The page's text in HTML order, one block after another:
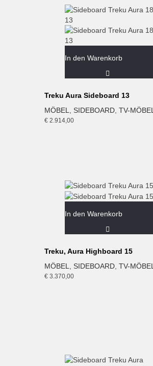
In den Warenkorb
Treku Aura Sideboard 13
MÖBEL
SIDEBOARD TV-MÖBEL
€ 2.914,00
In den Warenkorb
Treku, Aura Highboard 15
MÖBEL
SIDEBOARD TV-MÖBEL
€ 3.370,00